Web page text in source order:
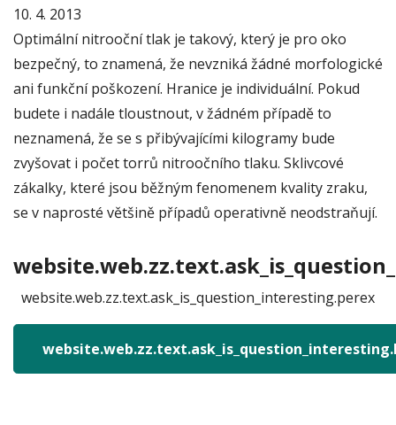
10. 4. 2013
Optimální nitrooční tlak je takový, který je pro oko
bezpečný, to znamená, že nevzniká žádné morfologické
ani funkční poškození. Hranice je individuální. Pokud
budete i nadále tloustnout, v žádném případě to
neznamená, že se s přibývajícími kilogramy bude
zvyšovat i počet torrů nitroočního tlaku. Sklivcové
zákalky, které jsou běžným fenomenem kvality zraku,
se v naprosté většině případů operativně neodstraňují.
website.web.zz.text.ask_is_question_interesting.perex